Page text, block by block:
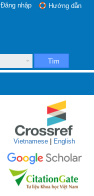
Hướng dẫn
Đăng nhập
Tìm
Vietnamese English